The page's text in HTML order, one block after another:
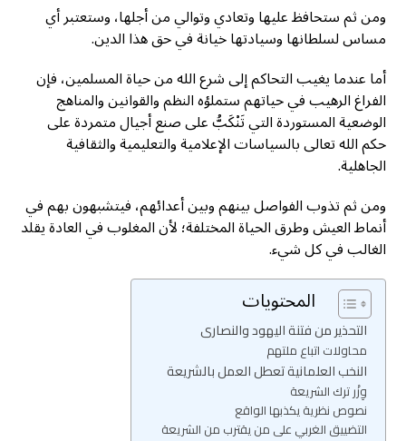
ومن ثم ستحافظ عليها وتعادي وتوالي من أجلها، وستعتبر أي
مساس لسلطانها وسيادتها خيانة في حق هذا الدين.
أما عندما يغيب التحاكم إلى شرع الله من حياة المسلمين، فإن
الفراغ الرهيب في حياتهم ستملؤه النظم والقوانين والمناهج
الوضعية المستوردة التي تَنْكَبُّ على صنع أجيال متمردة على
حكم الله تعالى بالسياسات الإعلامية والتعليمية والثقافية
الجاهلية.
ومن ثم تذوب الفواصل بينهم وبين أعدائهم، فيتشبهون بهم في
أنماط العيش وطرق الحياة المختلفة؛ لأن المغلوب في العادة يقلد
الغالب في كل شيء.
المحتويات
التحذير من فتنة اليهود والنصارى
محاولات اتباع ملتهم
النخب العلمانية تعطل العمل بالشريعة
وِزْر ترك الشريعة
نصوص نظرية يكذبها الواقع
التضييق الغربي على من يقترب من الشريعة